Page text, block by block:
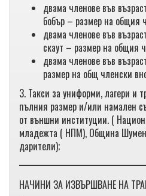
двама членове във
бобър – размер на общия
двама членове във
скаут – размер на общия
двама членове във
размер на общ членски
3. Такси за униформи, лагери и
пълния размер и/или намален
от външни институции. (
младежта ( НПМ), Община
дарители);
НАЧИНИ ЗА ИЗВЪРШВАНЕ НА